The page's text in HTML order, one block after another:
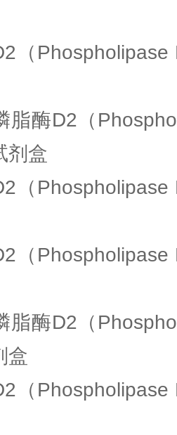
（
脂酶D2（
剂盒
（
（
脂酶D2（
盒
（